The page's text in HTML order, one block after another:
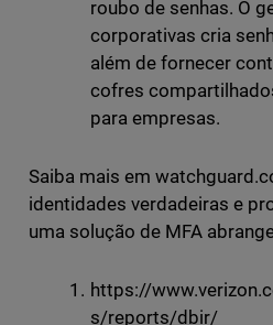
roubo de senhas. O
corporativas cria
além de fornecer
cofres
para empresas.
Saiba mais em
identidades verdadeiras e
uma solução de MFA
https://
s/reports/dbir/